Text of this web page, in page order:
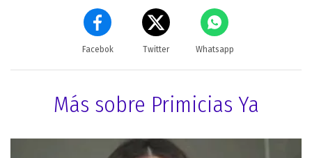
Facebok Twitter Whatsapp
Más sobre Primicias Ya